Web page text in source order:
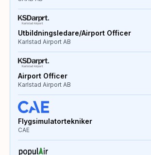
Utbildningsledare/Airport Officer
Karlstad Airport AB
Airport Officer
Karlstad Airport AB
Flygsimulatortekniker
CAE